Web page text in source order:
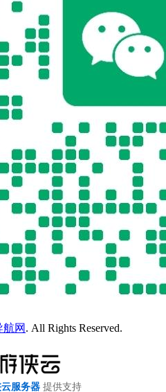
航网 . All Rights Reserved.
服务器 提供支持